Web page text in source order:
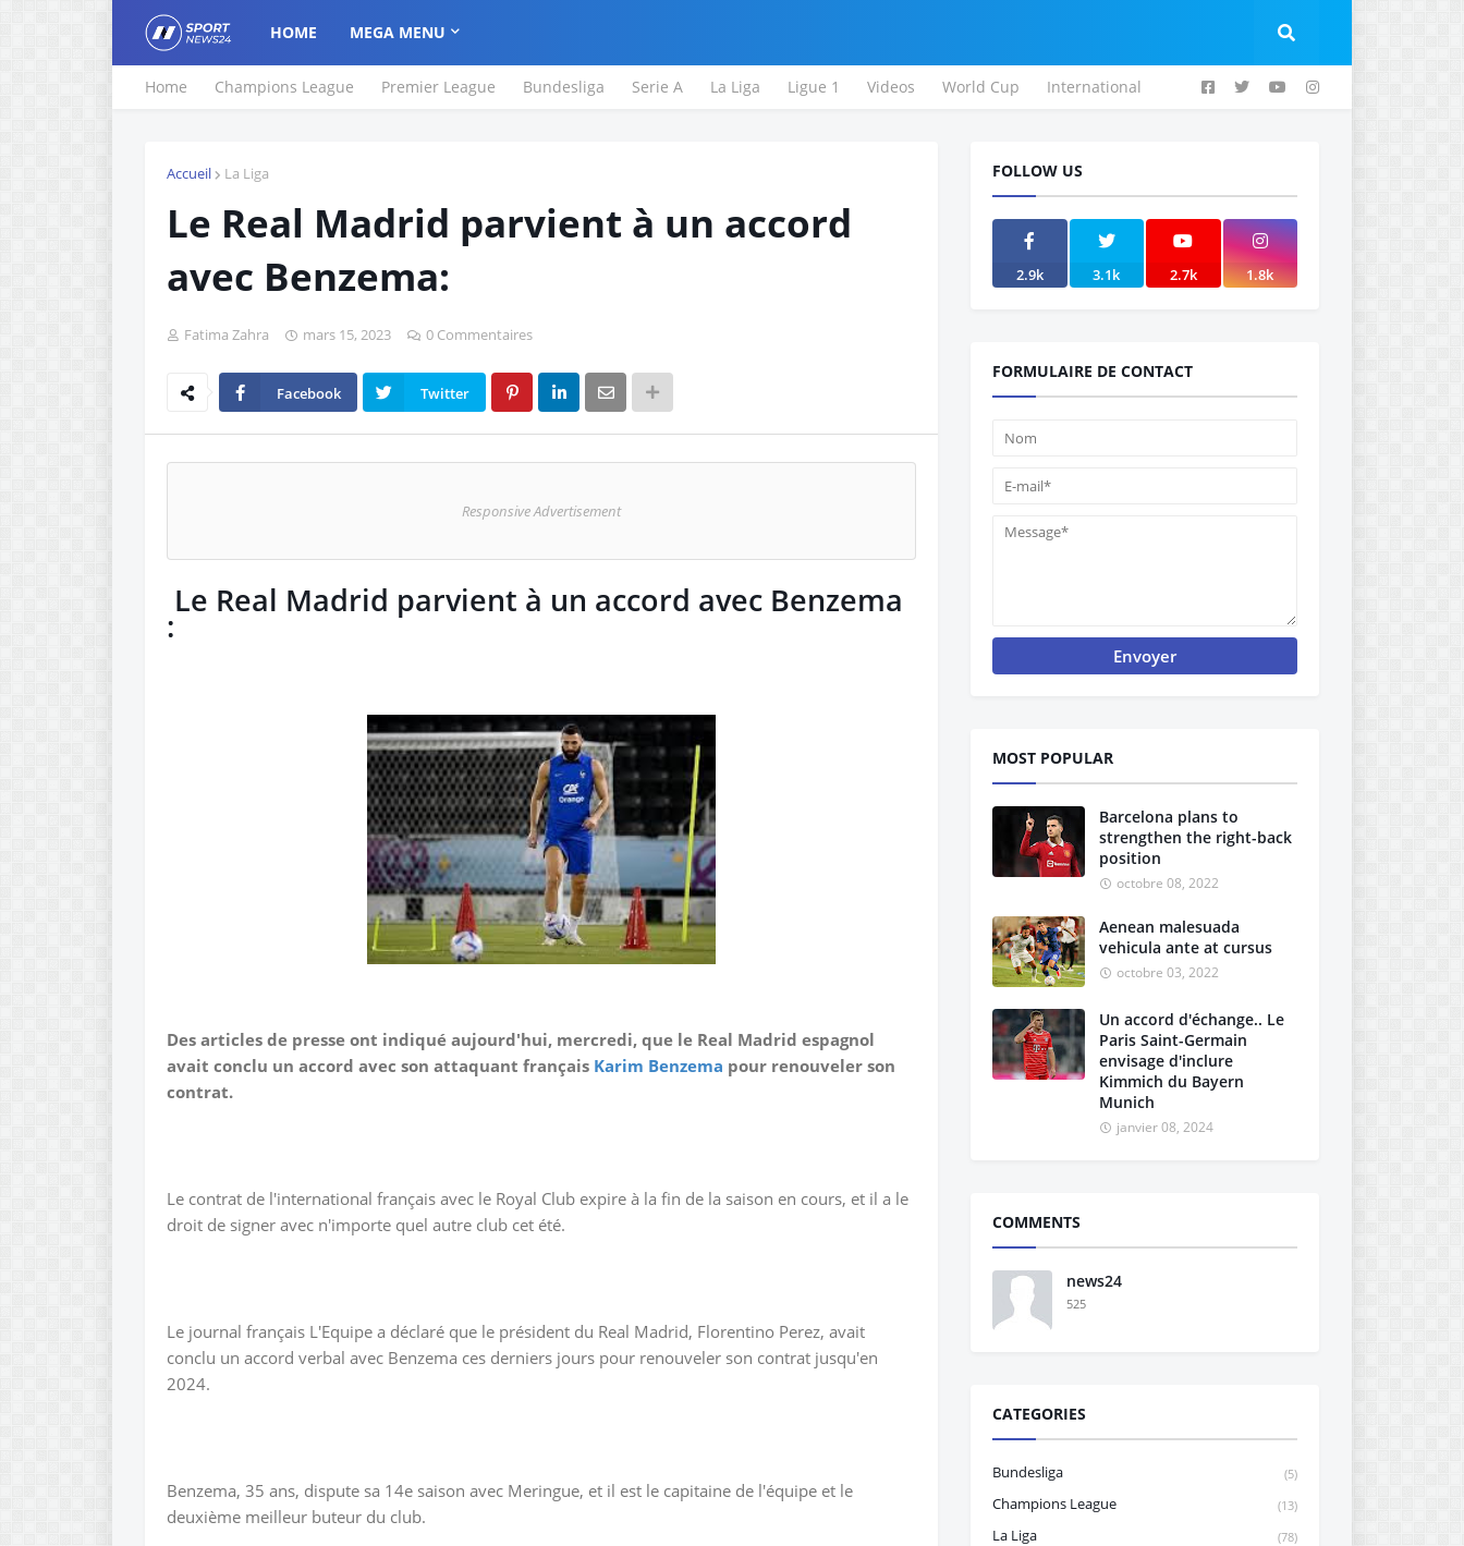
HOME MEGA MENU
Home Champions League Premier League Bundesliga Serie A La Liga Ligue 1 Videos World Cup International
Accueil La Liga
Le Real Madrid parvient à un accord
avec Benzema:
Fatima Zahra mars 15, 2023 0 Commentaires
Facebook Twitter
Responsive Advertisement
Le Real Madrid parvient à un accord avec Benzema
:
Des articles de presse ont indiqué aujourd'hui, mercredi, que le Real Madrid espagnol
avait conclu un accord avec son attaquant français Karim Benzema pour renouveler son
contrat.
Le contrat de l'international français avec le Royal Club expire à la fin de la saison en cours, et il a le
droit de signer avec n'importe quel autre club cet été.
Le journal français L'Equipe a déclaré que le président du Real Madrid, Florentino Perez, avait
conclu un accord verbal avec Benzema ces derniers jours pour renouveler son contrat jusqu'en
2024.
Benzema, 35 ans, dispute sa 14e saison avec Meringue, et il est le capitaine de l'équipe et le
deuxième meilleur buteur du club.
FOLLOW US
2.9k 3.1k 2.7k 1.8k
FORMULAIRE DE CONTACT
MOST POPULAR
Barcelona plans to
strengthen the right-back
position
octobre 08, 2022
Aenean malesuada
vehicula ante at cursus
octobre 03, 2022
Un accord d'échange.. Le
Paris Saint-Germain
envisage d'inclure
Kimmich du Bayern
Munich
janvier 08, 2024
COMMENTS
news24
525
CATEGORIES
Bundesliga (5)
Champions League (13)
La Liga (78)